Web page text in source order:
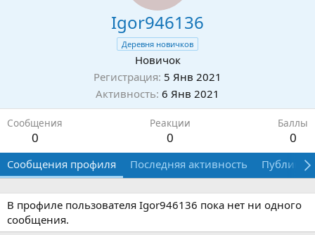
Igor946136
Деревня новичков
Новичок
Регистрация 5 Янв 2021
Активность 6 Янв 2021
Сообщения
0
Реакции
0
Баллы
0
Сообщения профиля Последняя активность
В профиле пользователя Igor946136 пока нет ни одного
сообщения.